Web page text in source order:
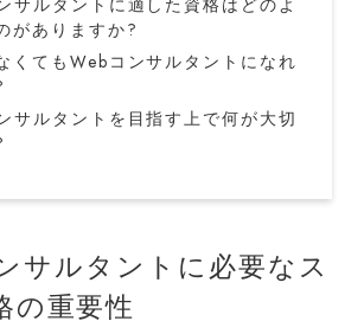
がありますか?
くてもWebコンサルタントになれ
サルタントを目指す上で何が大切
サルタントに必要なス
の重要性